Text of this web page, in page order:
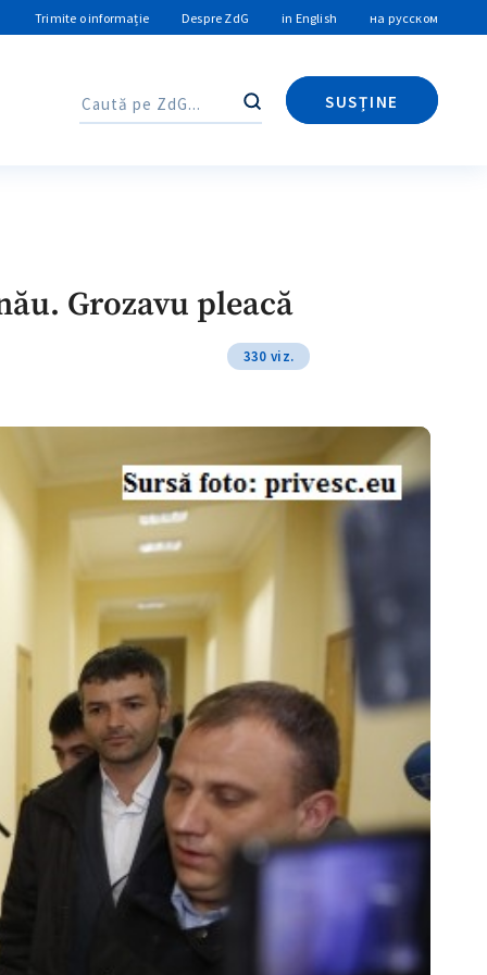
Trimite o informație Despre ZdG in English на русском
Caută
SUSȚINE
Caută
Grozavu pleacă
330 viz.